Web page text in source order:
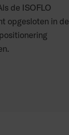
de ISOFLO
opgesloten in de